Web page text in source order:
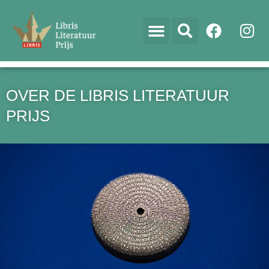
OVER DE LIBRIS LITERATUUR
PRIJS